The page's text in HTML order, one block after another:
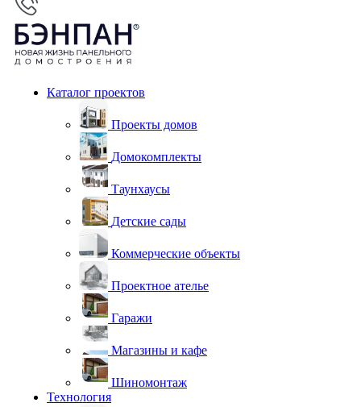
Каталог проектов
Проекты домов
Домокомплекты
Таунхаусы
Детские сады
Коммерческие объекты
Проектное ателье
Гаражи
Магазины и кафе
Шиномонтаж
Технология